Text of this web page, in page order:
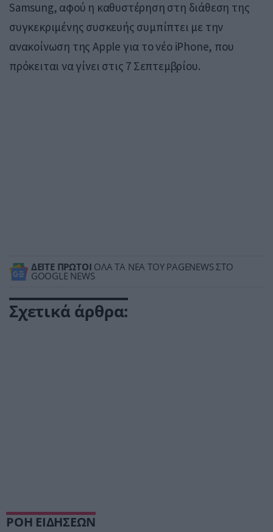
Samsung, αφού η καθυστέρηση στη διάθεση της
συγκεκριμένης συσκευής συμπίπτει με την
ανακοίνωση της Apple για το νέο iPhone, που
πρόκειται να γίνει στις 7 Σεπτεμβρίου.
ΔΕΙΤΕ ΠΡΩΤΟΙ ΟΛΑ ΤΑ ΝΕΑ ΤΟΥ PAGENEWS ΣΤΟ
GOOGLE NEWS
Σχετικά άρθρα:
ΡΟΗ ΕΙΔΗΣΕΩΝ